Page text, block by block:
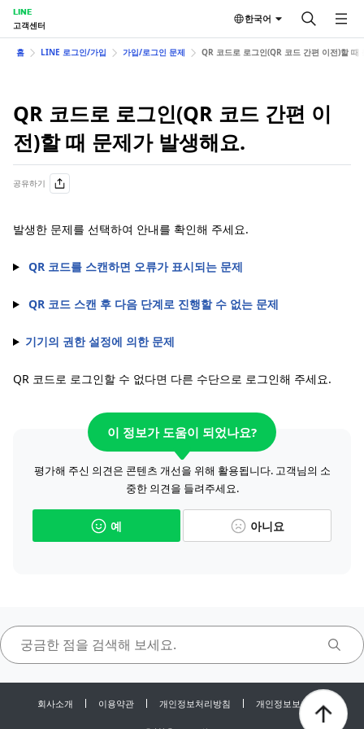
LINE
고객센터
한국어
홈 LINE 로그인/가입 가입/로그인 문제 QR 코드로 로그인(QR 코드 간편 이전)할 때
QR 코드로 로그인(QR 코드 간편 이
전)할 때 문제가 발생해요.
공유하기
발생한 문제를 선택하여 안내를 확인해 주세요.
QR 코드를 스캔하면 오류가 표시되는 문제
QR 코드 스캔 후 다음 단계로 진행할 수 없는 문제
기기의 권한 설정에 의한 문제
QR 코드로 로그인할 수 없다면 다른 수단으로 로그인해 주세요.
이 정보가 도움이 되었나요?
평가해 주신 의견은 콘텐츠 개선을 위해 활용됩니다. 고객님의 소
중한 의견을 들려주세요.
예 아니요
회사소개 이용약관 개인정보처리방침 개인정보보호센터